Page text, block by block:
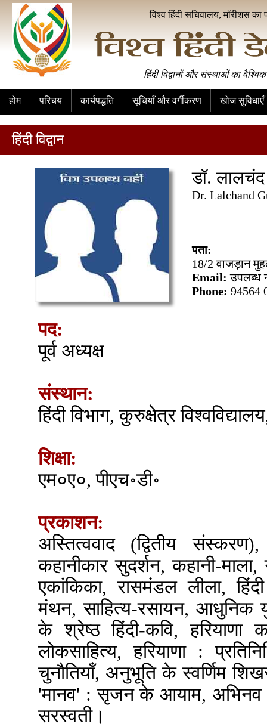
विश्व हिंदी सचिवालय, मॉरीशस का
हिंदी विद्वानों और संस्थाओं का
होम परिचय कार्यपद्धति सूचियाँ और वर्गीकरण खोज सुविधाएँ
हिंदी विद्वान
डॉ.
Dr. Lalchand
पता:
18/2 वाजड़ान
Email:उपलब्ध
Phone: 94564
पद:
पूर्व अध्यक्ष
संस्थान:
हिंदी विभाग, कुरुक्षेत्र
शिक्षा:
एम०ए०, पीएच॰डी॰
प्रकाशन:
अस्तित्ववाद (द्वितीय
कहानीकार सुदर्शन, कहानी-
एकांकिका, रासमंडल लीला, हिंदी
मंथन, साहित्य-रसायन, आधुनिक
के श्रेष्ठ हिंदी-कवि, हरियाणा
लोकसाहित्य, हरियाणा :
चुनौतियाँ, अनुभूति के स्वर्णिम
'मानव' : सृजन के आयाम, अभिनव
सरस्वती।